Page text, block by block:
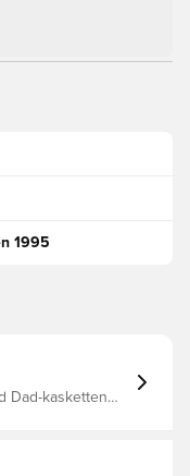
1995
Dad-kasketten
med et unikt